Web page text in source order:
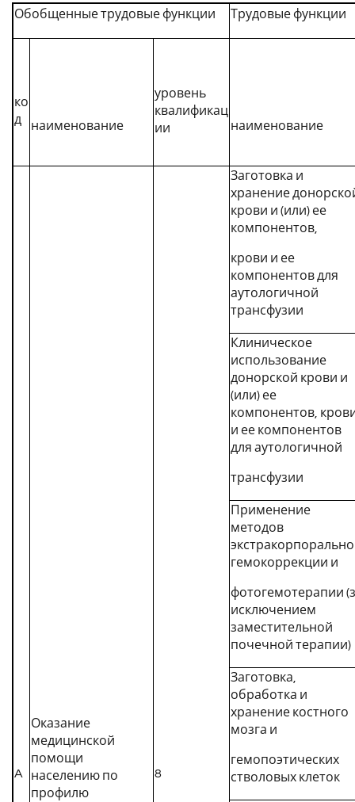
Обобщенные трудовые функции Трудовые функции
ко
д
наименование
уровень
квалификац
ии
наименование
A
Оказание
медицинской
помощи
населению по
профилю
8
Заготовка и
хранение
крови и (или) ее
компонентов,
крови и ее
компонентов для
аутологичной
трансфузии
Клиническое
использование
донорской крови и
(или) ее
компонентов,
и ее компонентов
для аутологичной
трансфузии
Применение
методов
гемокоррекции и
фотогемотерапии
исключением
заместительной
почечной терапии)
Заготовка,
обработка и
хранение костного
мозга и
гемопоэтических
стволовых клеток